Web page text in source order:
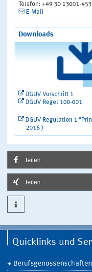
Telefon: +49 30 13001-
E-Mail
Downloads
DGUV Vorschrift 1
DGUV Regel 100-001
DGUV Regulation 1
2016 )
teilen
teilen
Quicklinks und
Berufsgenossenschaften